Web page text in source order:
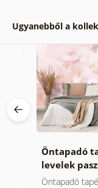
Ugyanebből a
Öntapadó
levelek
színben
Öntapadó